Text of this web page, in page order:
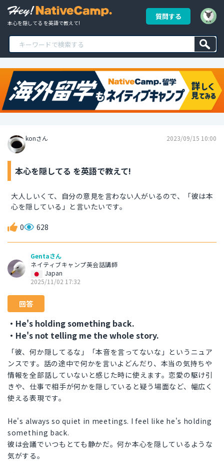
本心を隠してる を英語で教えて!
質問する
konさん 2023/09/15 10:00
本心を隠してる を英語で教えて!
大人しいくて、自分の意見を言わない人がいるので、「彼は本
心を隠している」と言いたいです。
0 628
Gentaさん
ネイティブキャンプ英会話講師
Japan
2025/11/02 17:32
回答
・He's holding something back.
・He's not telling me the whole story.
「彼、何か隠してるな」「本音を言ってないな」というニュア
ンスです。話の途中で何かを言いよどんだり、本当の気持ちや
情報を全部話していないと感じた時に使えます。恋愛の駆け引
きや、仕事で相手が何かを隠していると疑う場面など、幅広く
使える表現です。
He's always so quiet in meetings. I feel like he's holding
something back.
彼は会議でいつもとても静かだ。何か本心を隠しているような
気がする。